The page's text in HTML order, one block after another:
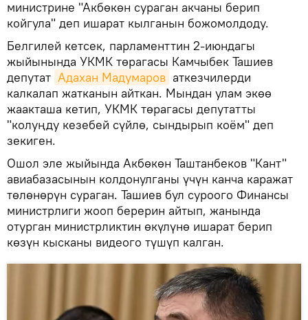
министрине "Акбөкөн сураган акчаны берип
койгула" деп ишарат кылганын божомолдоду.
Белгилей кетсек, парламенттин 2-июндагы
жыйынында УКМК төрагасы Камчыбек Ташиев
депутат Адахан Мадумаров аткезчилерди
калкалап жатканын айткан. Мындан улам экөө
жаакташа кетип, УКМК төрагасы депутатты
"колуңду кезебей сүйлө, сындырып коём" деп
зекиген.
Ошол эле жыйында Акбөкөн Таштанбеков "Кант"
авиабазасынын колдонулганы үчүн канча каражат
төлөнөрүн сураган. Ташиев бул суроого Финансы
министрлиги жооп берерин айтып, жанында
отурган министрликтин өкүлүнө ишарат берип
көзүн кысканы видеого түшүп калган.